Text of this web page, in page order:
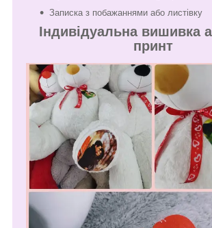
Записка з побажаннями або листівку
Індивідуальна вишивка
принт